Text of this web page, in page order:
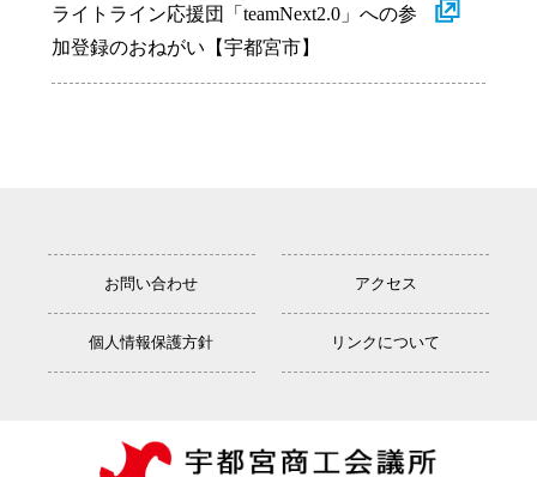
ライトライン応援団「teamNext2.0」への参
加登録のおねがい【宇都宮市】
お問い合わせ アクセス
個人情報保護方針 リンクについて